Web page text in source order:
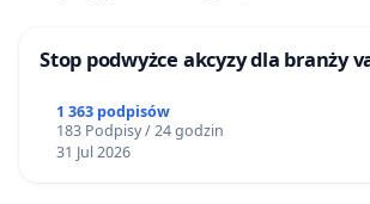
Stop podwyżce akcyzy dla branży
1 363 podpisów
183 Podpisy / 24 godzin
31 Jul 2026